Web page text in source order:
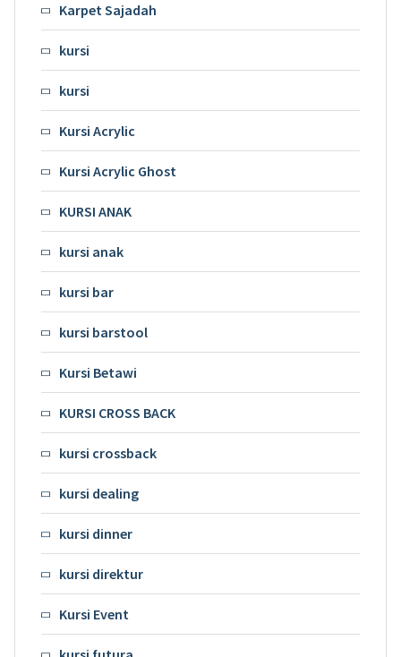
Karpet Sajadah
kursi
kursi
Kursi Acrylic
Kursi Acrylic Ghost
KURSI ANAK
kursi anak
kursi bar
kursi barstool
Kursi Betawi
KURSI CROSS BACK
kursi crossback
kursi dealing
kursi dinner
kursi direktur
Kursi Event